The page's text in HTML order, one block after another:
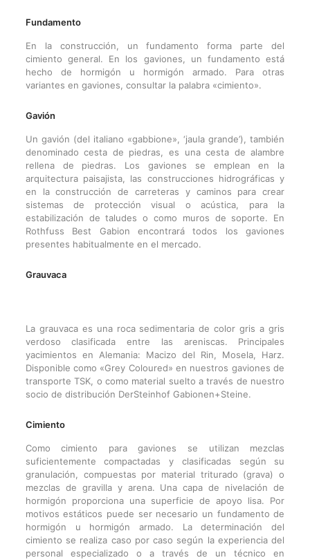
Fundamento
En la construcción, un fundamento forma parte del
cimiento general. En los gaviones, un fundamento está
hecho de hormigón u hormigón armado. Para otras
variantes en gaviones, consultar la palabra «cimiento».
Gavión
Un gavión (del italiano «gabbione», ‘jaula grande’), también
denominado cesta de piedras, es una cesta de alambre
rellena de piedras. Los gaviones se emplean en la
arquitectura paisajista, las construcciones hidrográficas y
en la construcción de carreteras y caminos para crear
sistemas de protección visual o acústica, para la
estabilización de taludes o como muros de soporte. En
Rothfuss Best Gabion encontrará todos los gaviones
presentes habitualmente en el mercado.
Grauvaca
La grauvaca es una roca sedimentaria de color gris a gris
verdoso clasificada entre las areniscas. Principales
yacimientos en Alemania: Macizo del Rin, Mosela, Harz.
Disponible como «Grey Coloured» en nuestros gaviones de
transporte TSK, o como material suelto a través de nuestro
socio de distribución DerSteinhof Gabionen+Steine.
Cimiento
Como cimiento para gaviones se utilizan mezclas
suficientemente compactadas y clasificadas según su
granulación, compuestas por material triturado (grava) o
mezclas de gravilla y arena. Una capa de nivelación de
hormigón proporciona una superficie de apoyo lisa. Por
motivos estáticos puede ser necesario un fundamento de
hormigón u hormigón armado. La determinación del
cimiento se realiza caso por caso según la experiencia del
personal especializado o a través de un técnico en